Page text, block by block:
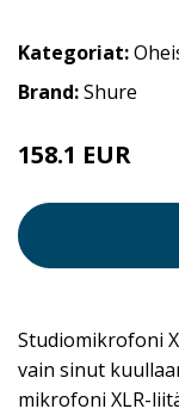
Kategoriat:
Brand:Shure
158.1 EUR
Studiomikrofoni
vain sinut
mikrofoni XLR-